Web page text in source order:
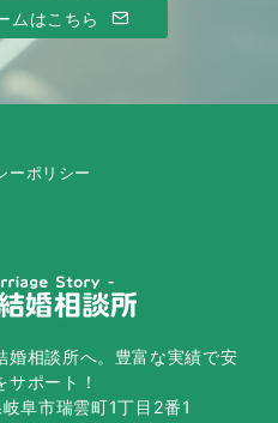
ムはこちら
ーポリシー
婚相談所へ。豊富な実績で安
サポート！
市瑞雲町1丁目2番1